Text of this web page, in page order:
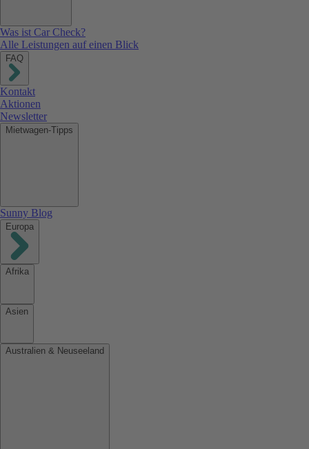
Was ist Car Check?
Alle Leistungen auf einen Blick
FAQ
Kontakt
Aktionen
Newsletter
Mietwagen-Tipps
Sunny Blog
Europa
Afrika
Asien
Australien & Neuseeland